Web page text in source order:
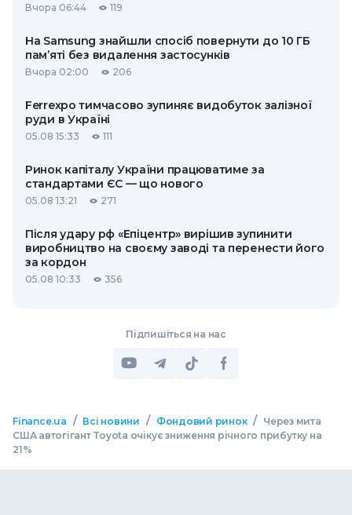
Вчора 06:44 119
На Samsung знайшли спосіб повернути до 10 ГБ
пам’яті без видалення застосунків
Вчора 02:00 206
Ferrexpo тимчасово зупиняє видобуток залізної
руди в Україні
05.08 15:33 111
Ринок капіталу України працюватиме за
стандартами ЄС — що нового
05.08 13:21 271
Після удару рф «Епіцентр» вирішив зупинити
виробництво на своєму заводі та перенести його
за кордон
05.08 10:33 356
Підпишіться на нас
Finance.ua / Всі новини / Фондовий ринок / Через мита
США автогігант Toyota очікує зниження річного прибутку на
21%